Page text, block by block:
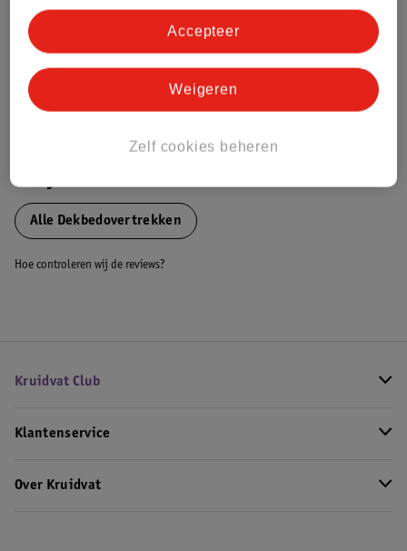
Meer informatie
Bestel & Bezorginformatie
Bekijk ook
Alle Dekbedovertrekken
Hoe controleren wij de reviews?
Kruidvat Club
Klantenservice
Over Kruidvat
Zelf cookies beheren
Weigeren
Accepteer